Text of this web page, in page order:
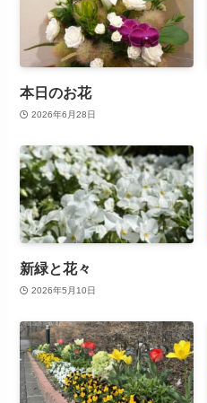
本日のお花
2026年6月28日
新緑と花々
2026年5月10日